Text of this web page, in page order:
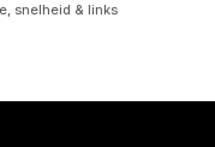
snelheid & links